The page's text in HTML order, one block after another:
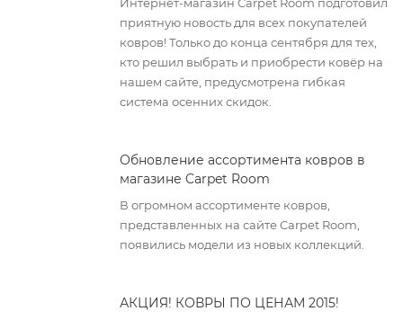
приятную новость для всех покупателей
ковров! Только до конца сентября для тех,
кто решил выбрать и приобрести ковёр на
нашем сайте, предусмотрена гибкая
система осенних скидок.
Обновление ассортимента ковров в
магазине Carpet Room
В огромном ассортименте ковров,
представленных на сайте Carpet Room,
появились модели из новых коллекций.
АКЦИЯ! КОВРЫ ПО ЦЕНАМ 2015!